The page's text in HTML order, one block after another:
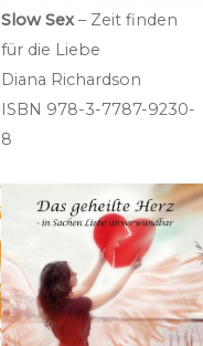
Slow Sex– Zeit finden
für die Liebe
Diana Richardson
ISBN 978-3-7787-9230-
8